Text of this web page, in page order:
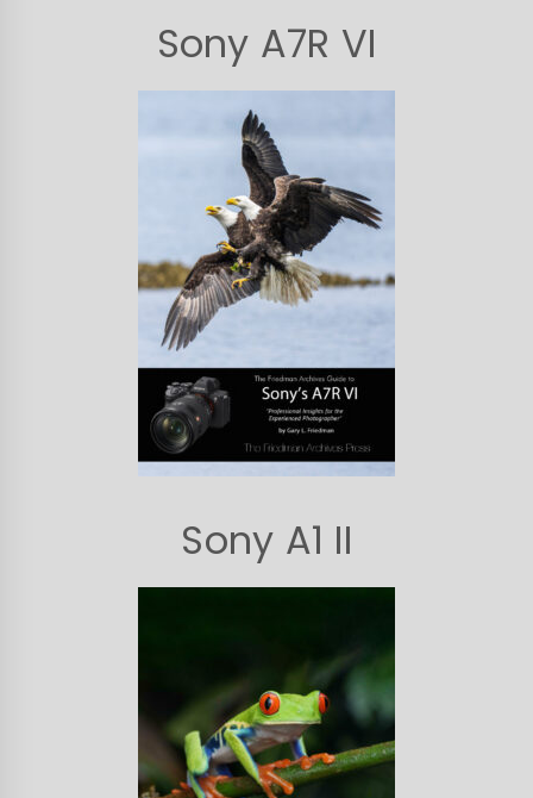
Sony A7R VI
Sony A1 II